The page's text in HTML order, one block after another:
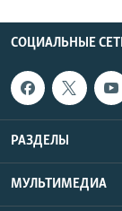
СОЦИАЛЬНЫЕ
РАЗДЕЛЫ
МУЛЬТИМЕДИА